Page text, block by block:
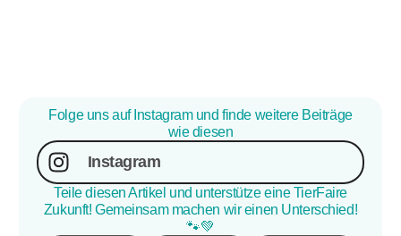
Folge uns auf Instagram und finde weitere Beiträge
wie diesen
Instagram
Teile diesen Artikel und unterstütze eine TierFaire
Zukunft! Gemeinsam machen wir einen Unterschied!
🐾💚